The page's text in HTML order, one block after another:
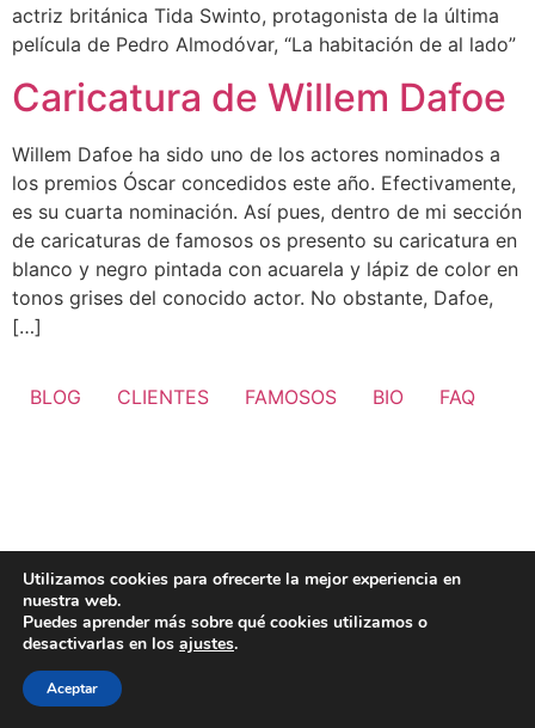
actriz británica Tida Swinto, protagonista de la última
película de Pedro Almodóvar, “La habitación de al lado”
Caricatura de Willem Dafoe
Willem Dafoe ha sido uno de los actores nominados a
los premios Óscar concedidos este año. Efectivamente,
es su cuarta nominación. Así pues, dentro de mi sección
de caricaturas de famosos os presento su caricatura en
blanco y negro pintada con acuarela y lápiz de color en
tonos grises del conocido actor. No obstante, Dafoe,
[…]
BLOG CLIENTES FAMOSOS BIO FAQ
Utilizamos cookies para ofrecerte la mejor experiencia en
nuestra web.
Puedes aprender más sobre qué cookies utilizamos o
desactivarlas en los ajustes.
Aceptar